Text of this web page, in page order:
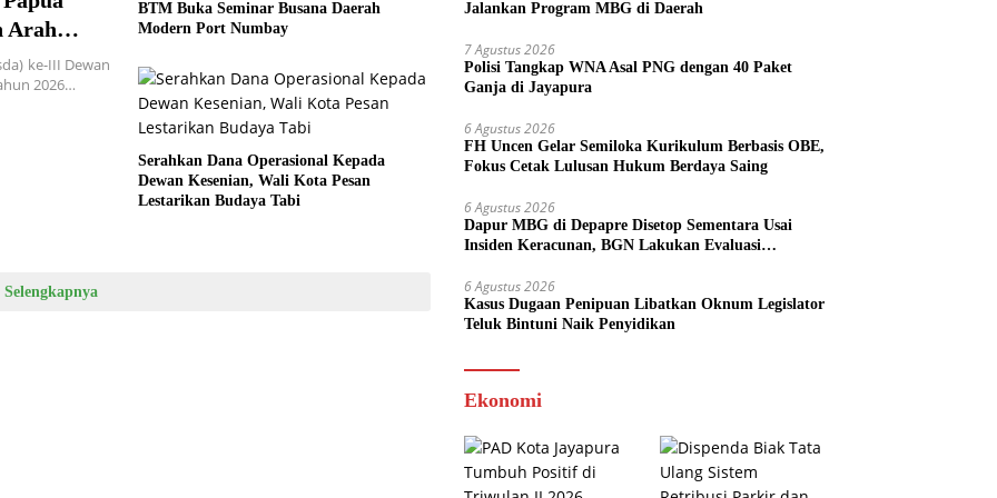
Arah
ke-III Dewan
2026…
BTM Buka Seminar Busana Daerah
Modern Port Numbay
Serahkan Dana Operasional Kepada
Dewan Kesenian, Wali Kota Pesan
Lestarikan Budaya Tabi
Selengkapnya
Jalankan Program MBG di Daerah
7 Agustus 2026
Polisi Tangkap WNA Asal PNG dengan 40 Paket
Ganja di Jayapura
6 Agustus 2026
FH Uncen Gelar Semiloka Kurikulum Berbasis OBE,
Fokus Cetak Lulusan Hukum Berdaya Saing
6 Agustus 2026
Dapur MBG di Depapre Disetop Sementara Usai
Insiden Keracunan, BGN Lakukan Evaluasi
6 Agustus 2026
Kasus Dugaan Penipuan Libatkan Oknum Legislator
Teluk Bintuni Naik Penyidikan
Ekonomi